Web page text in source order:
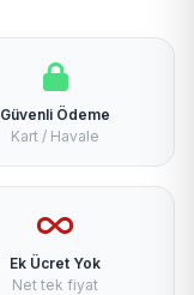
Güvenli Ödeme
Kart / Havale
Ek Ücret Yok
Net tek fiyat